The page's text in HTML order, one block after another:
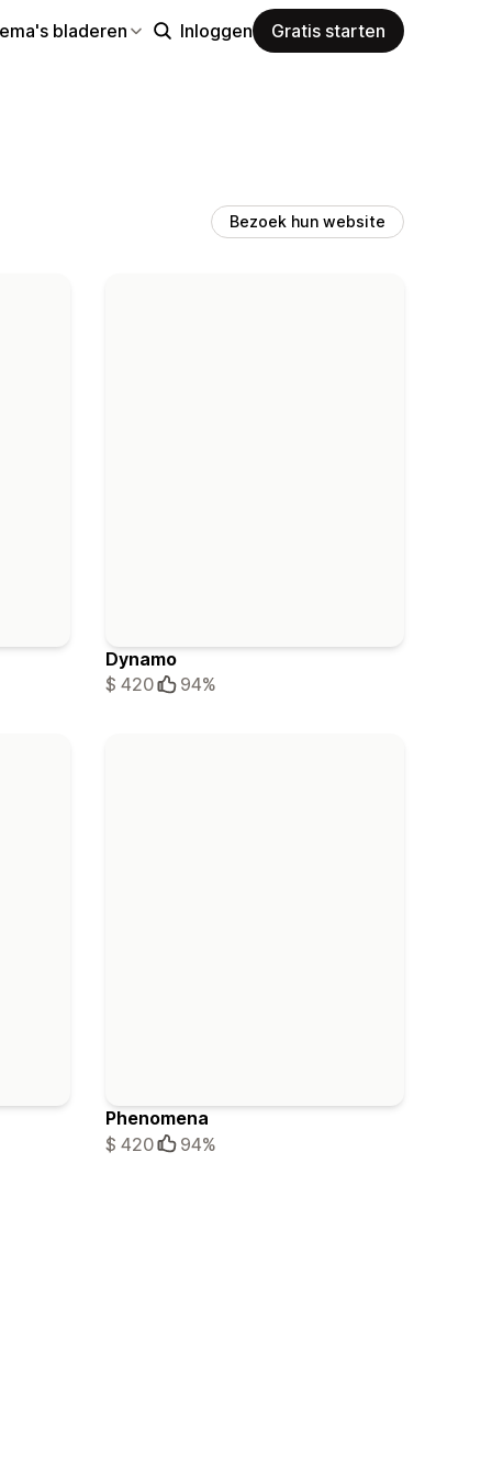
bladeren Inloggen Gratis starten
Bezoek hun website
Dynamo
$ 420
94%
Phenomena
$ 420
94%